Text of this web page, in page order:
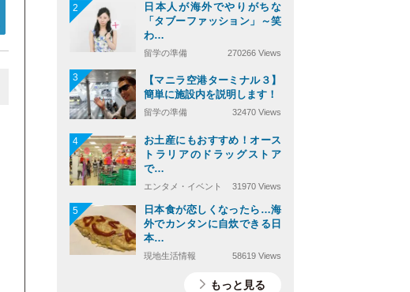
2
日本人が海外でやりがちな
「タブーファッション」～笑
わ…
留学の準備 270266 Views
3
【マニラ空港ターミナル３】
簡単に施設内を説明します！
留学の準備 32470 Views
4
お土産にもおすすめ！オース
トラリアのドラッグストア
で…
エンタメ・イベント 31970 Views
5
日本食が恋しくなったら…海
外でカンタンに自炊できる日
本…
現地生活情報 58619 Views
もっと見る